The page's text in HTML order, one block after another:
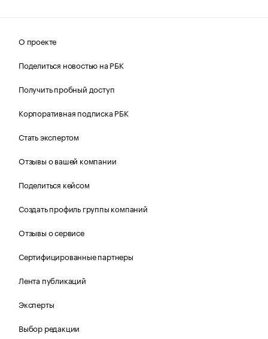
О проекте
Поделиться новостью на РБК
Получить пробный доступ
Корпоративная подписка РБК
Стать экспертом
Отзывы о вашей компании
Поделиться кейсом
Создать профиль группы компаний
Отзывы о сервисе
Сертифицированные партнеры
Лента публикаций
Эксперты
Выбор редакции